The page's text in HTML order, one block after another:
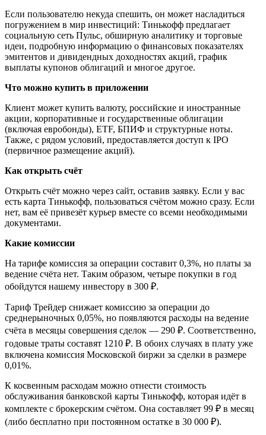
Если пользователю некуда спешить, он может насладиться
погружением в мир инвестиций: Тинькофф предлагает
социальную сеть Пульс, обширную аналитику и торговые
идеи, подробную информацию о финансовых показателях
эмитентов и дивидендных доходностях акций, график
выплаты купонов облигаций и многое другое.
Что можно купить в приложении
Клиент может купить валюту, российские и иностранные
акции, корпоративные и государственные облигации
(включая евробонды), ETF, БПИФ и структурные ноты.
Также, с рядом условий, предоставляется доступ к IPO
(первичное размещение акций).
Как открыть счёт
Открыть счёт можно через сайт, оставив заявку. Если у вас
есть карта Тинькофф, пользоваться счётом можно сразу. Если
нет, вам её привезёт курьер вместе со всеми необходимыми
документами.
Какие комиссии
На тарифе комиссия за операции составит 0,3%, но платы за
ведение счёта нет. Таким образом, четыре покупки в год
обойдутся нашему инвестору в 300 ₽.
Тариф Трейдер снижает комиссию за операции до
среднерыночных 0,05%, но появляются расходы на ведение
счёта в месяцы совершения сделок — 290 ₽. Соответственно,
годовые траты составят 1210 ₽. В обоих случаях в плату уже
включена комиссия Московской биржи за сделки в размере
0,01%.
К косвенным расходам можно отнести стоимость
обслуживания банковской карты Тинькофф, которая идёт в
комплекте с брокерским счётом. Она составляет 99 ₽ в месяц
(либо бесплатно при постоянном остатке в 30 000 ₽).